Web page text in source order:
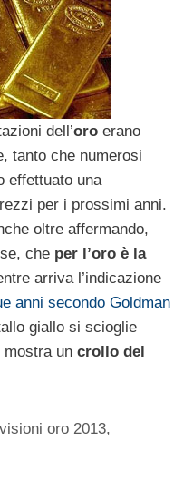
dell’oro erano
tanto che numerosi
effettuato una
per i prossimi anni.
oltre affermando,
che per l’oro è la
arriva l’indicazione
anni secondo Goldman
giallo si scioglie
mostra un crollo del
oro 2013,